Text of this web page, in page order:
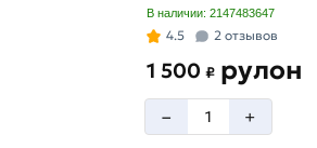
В наличии: 2147483647
4.5 2 отзывов
1 500₽ рулон
– +